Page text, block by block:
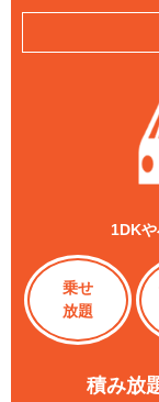
1DK
乗せ
放題
積み放